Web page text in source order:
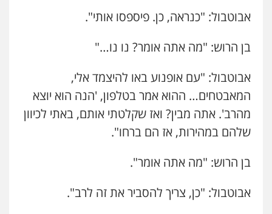
אבוטבול: "כנראה, כן. פיספסו אותי".
בן הרוש: "מה אתה אומר? נו נו…"
אבוטבול: "עם אופנוע באו להיצמד אלי,
המאבטחים… ההוא אמר בטלפון, 'הנה הוא יוצא
מהרב'. אתה מבין? ואז שקלטתי אותם, באתי לכיוון
שלהם במהירות, אז הם ברחו".
בן הרוש: "מה אתה אומר".
אבוטבול: "כן, צריך להסביר את זה לרב".